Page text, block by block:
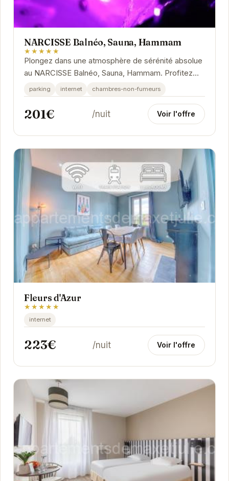
NARCISSE Balnéo, Sauna, Hammam
★★★★★
Plongez dans une atmosphère de sérénité absolue
au NARCISSE Balnéo, Sauna, Hammam. Profitez
d'installations modernes et impeccables pour une...
parking internet chambres-non-fumeurs
201€ /nuit Voir l'offre
Fleurs d'Azur
★★★★★
internet
223€ /nuit Voir l'offre